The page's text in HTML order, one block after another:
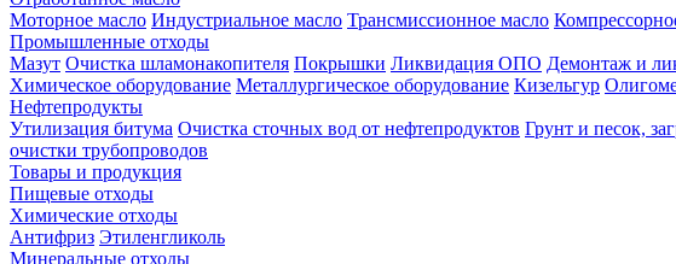
Моторное масло Индустриальное масло Трансмиссионное масло
Промышленные отходы
Мазут Очистка шламонакопителя Покрышки Ликвидация ОПО Демонтаж и
Химическое оборудование Металлургическое оборудование Кизельгур
Нефтепродукты
Утилизация битума Очистка сточных вод от нефтепродуктов Грунт и песок,
очистки трубопроводов
Товары и продукция
Пищевые отходы
Химические отходы
Антифриз Этиленгликоль
Минеральные отходы